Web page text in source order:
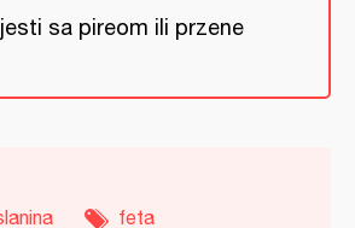
sa pireom ili przene
feta